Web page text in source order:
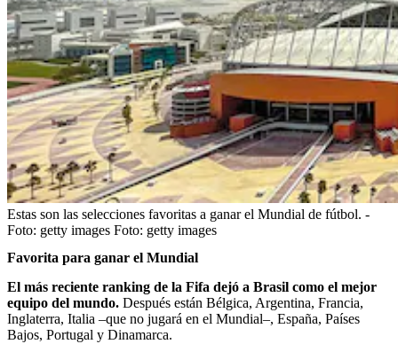
Estas son las selecciones favoritas a ganar el Mundial de fútbol. -
Foto: getty images Foto: getty images
Favorita para ganar el Mundial
El más reciente ranking de la Fifa dejó a Brasil como el mejor
equipo del mundo. Después están Bélgica, Argentina, Francia,
Inglaterra, Italia –que no jugará en el Mundial–, España, Países
Bajos, Portugal y Dinamarca.